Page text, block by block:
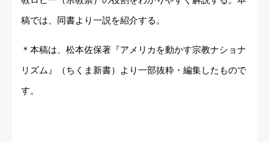
稿では、同書より一説を紹介する。
＊本稿は、松本佐保著『アメリカを動かす宗教ナショナ
リズム』（ちくま新書）より一部抜粋・編集したもので
す。